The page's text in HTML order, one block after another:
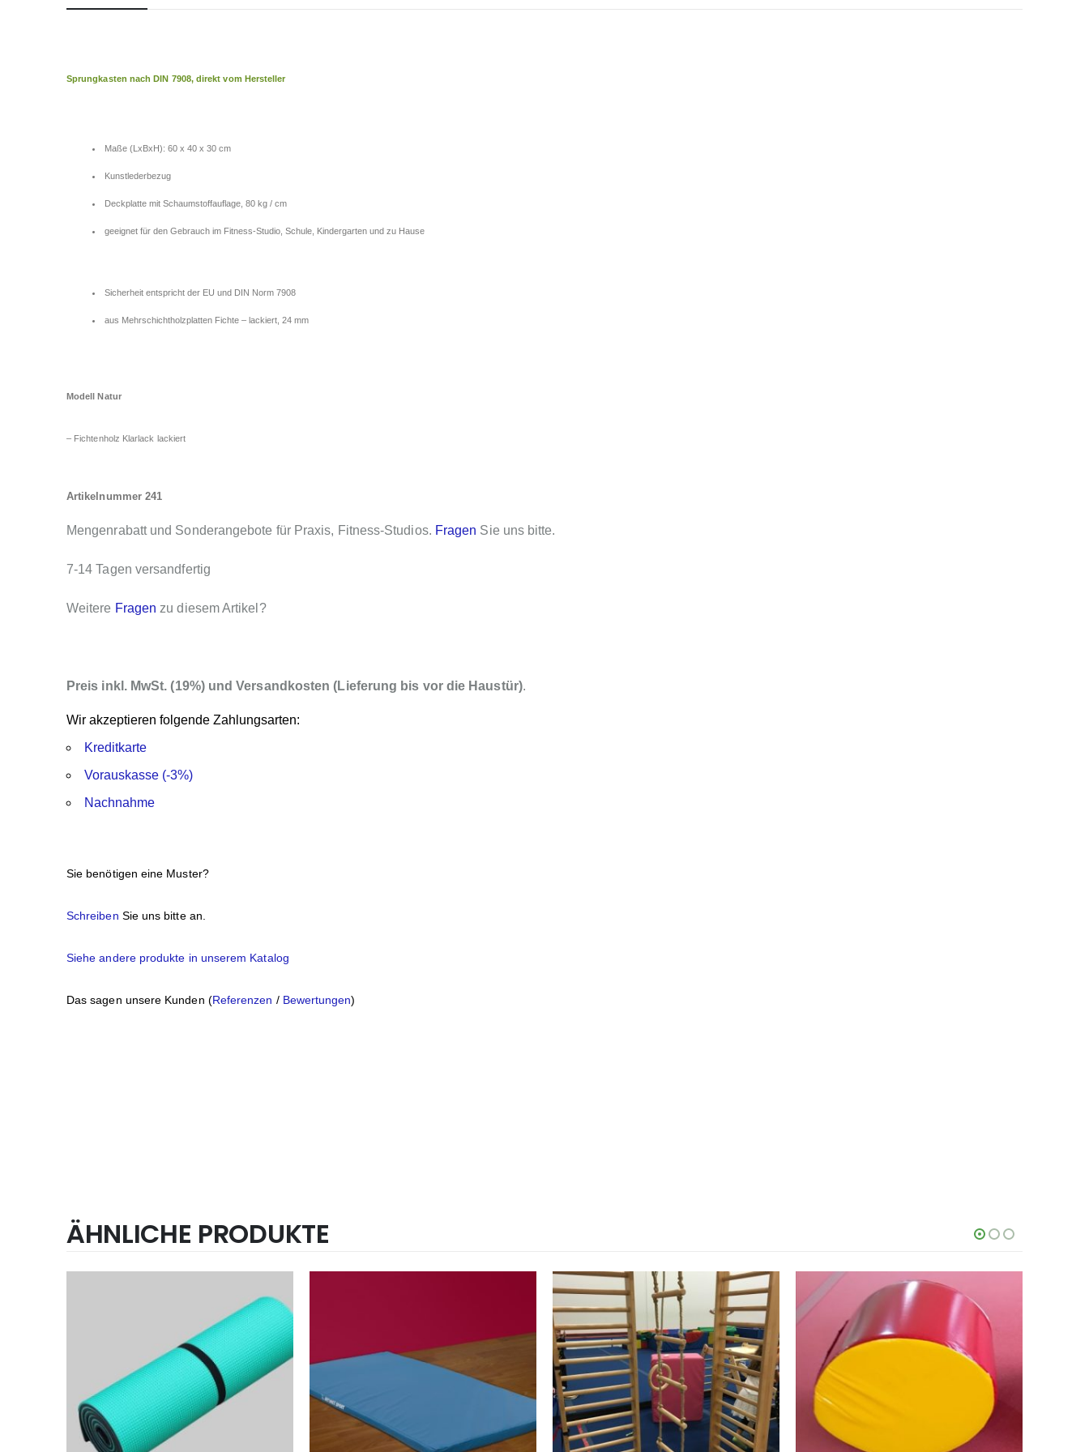
Sprungkasten nach DIN 7908, direkt vom Hersteller
Maße (LxBxH): 60 x 40 x 30 cm
Kunstlederbezug
Deckplatte mit Schaumstoffauflage, 80 kg / cm
geeignet für den Gebrauch im Fitness-Studio, Schule, Kindergarten und zu Hause
Sicherheit entspricht der EU und DIN Norm 7908
aus Mehrschichtholzplatten Fichte – lackiert, 24 mm
Modell Natur
– Fichtenholz Klarlack lackiert
Artikelnummer 241
Mengenrabatt und Sonderangebote für Praxis, Fitness-Studios. Fragen Sie uns bitte.
7-14 Tagen versandfertig
Weitere Fragen zu diesem Artikel?
Preis inkl. MwSt. (19%) und Versandkosten (Lieferung bis vor die Haustür).
Wir akzeptieren folgende Zahlungsarten:
Kreditkarte
Vorauskasse (-3%)
Nachnahme
Sie benötigen eine Muster?
Schreiben Sie uns bitte an.
Siehe andere produkte in unserem Katalog
Das sagen unsere Kunden (Referenzen / Bewertungen)
ÄHNLICHE PRODUKTE